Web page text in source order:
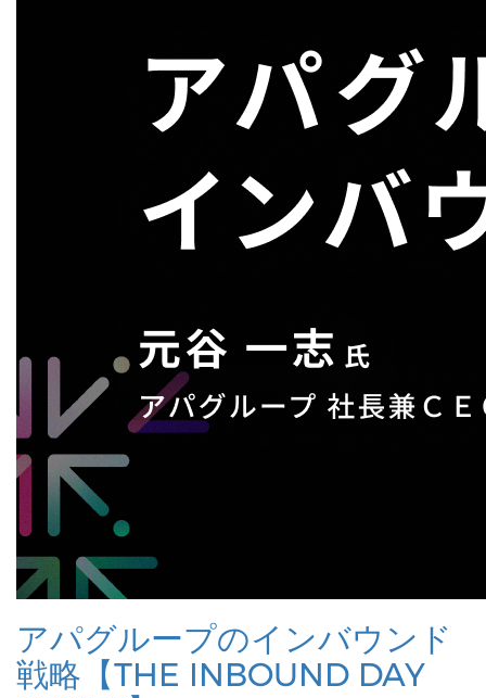
アパグループのインバウンド
戦略【THE INBOUND DAY